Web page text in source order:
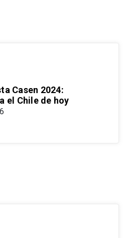
Casen 2024:
el Chile de hoy